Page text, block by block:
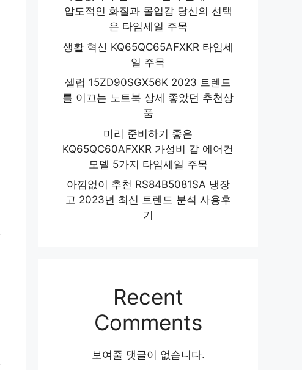
압도적인 화질과 몰입감 당신의 선택
은 타임세일 주목
생활 혁신 KQ65QC65AFXKR 타임세
일 주목
셀럽 15ZD90SGX56K 2023 트렌드
를 이끄는 노트북 상세 좋았던 추천상
품
미리 준비하기 좋은
KQ65QC60AFXKR 가성비 갑 에어컨
모델 5가지 타임세일 주목
아낌없이 추천 RS84B5081SA 냉장
고 2023년 최신 트렌드 분석 사용후
기
Recent
Comments
보여줄 댓글이 없습니다.